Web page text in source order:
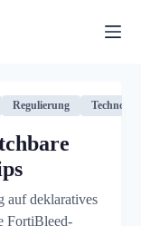
Regulierung
auf deklaratives
FortiBleed-